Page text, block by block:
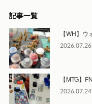
記事一覧
【WH】
【MTG】